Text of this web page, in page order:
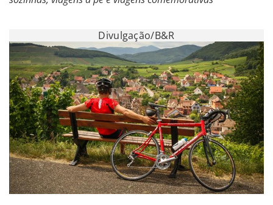
Divulgação/B&R